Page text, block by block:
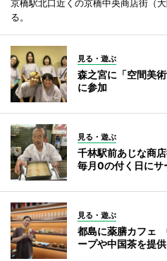
京橋駅北口近くの京橋中央商店街（
る。
見る・遊ぶ
森之宮に「空間美
に参加
見る・遊ぶ
千林駅前あじな商
毎月0の付く日にサ
見る・遊ぶ
都島に薬膳カフェ
ープや中国茶を提供